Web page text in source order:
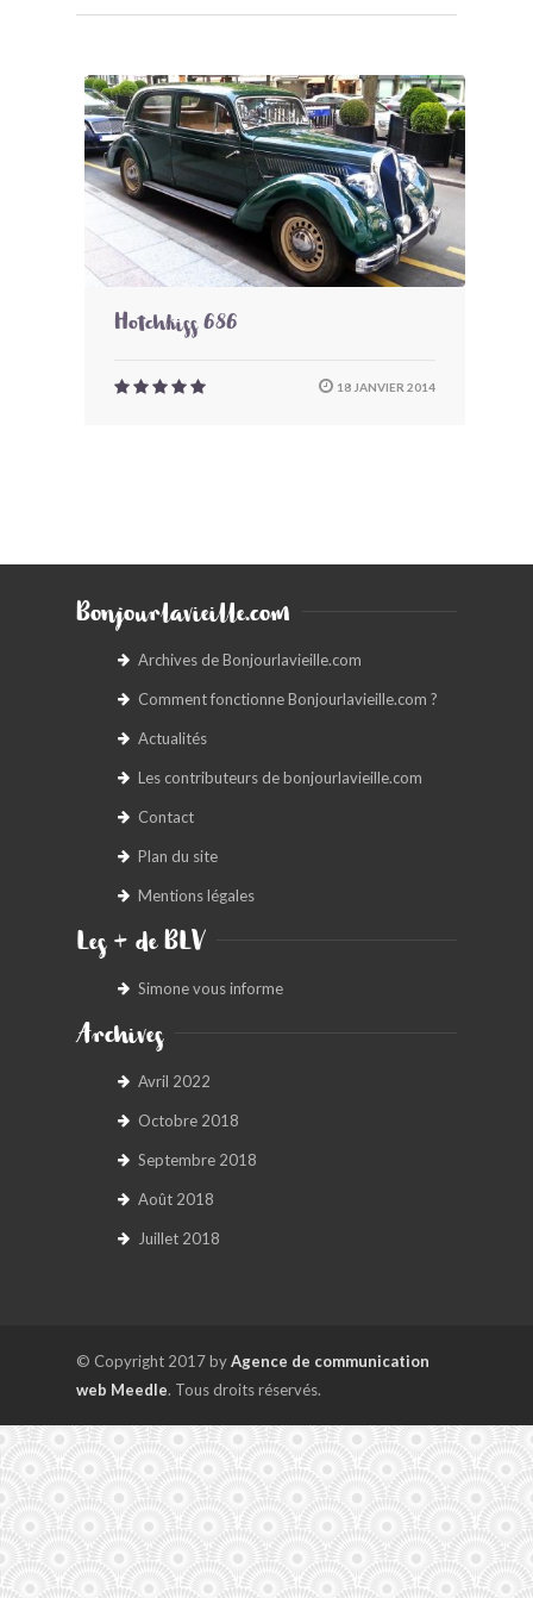
Hotchkiss 686
18 JANVIER 2014
Bonjourlavieille.com
Archives de Bonjourlavieille.com
Comment fonctionne Bonjourlavieille.com ?
Actualités
Les contributeurs de bonjourlavieille.com
Contact
Plan du site
Mentions légales
Les + de BLV
Simone vous informe
Archives
Avril 2022
Octobre 2018
Septembre 2018
Août 2018
Juillet 2018
© Copyright 2017 byAgence de communication
web Meedle. Tous droits réservés.